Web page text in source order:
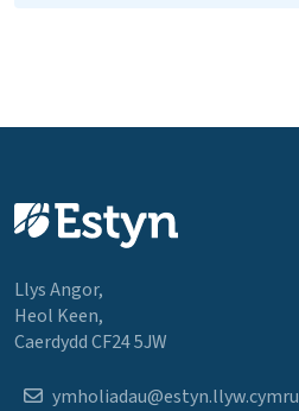
Llys Angor,
Heol Keen,
Caerdydd CF24 5JW
ymholiadau@estyn.llyw.cymru